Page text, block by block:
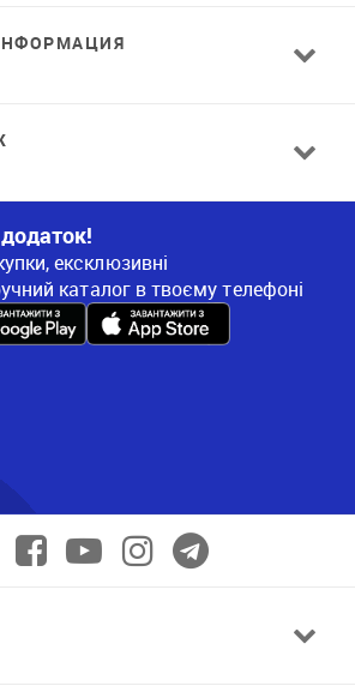
ексклюзивні
каталог в твоєму телефоні